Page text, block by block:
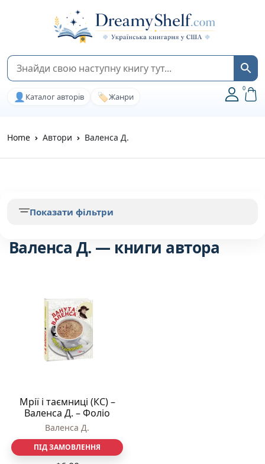
👤 Каталог авторів 🏷️Жанри
0
Home Автори Валенса Д.
Валенса Д. — книги автора
Мрiї i таємницi (КС) –
Валенса Д. – Фоліо
Валенса Д.
ПІД ЗАМОВЛЕННЯ
Показати фільтри